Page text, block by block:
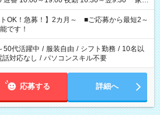
い」 「余裕を持って夕飯の準備がしたい」
したくない」 など、ご希望を教えてください
事の勤務時間。 合計で週40時間を超える場
ん。
トOK！急募！】2カ月～ ■ご応募から最短2～
です！
50代活躍中 / 服装自由 / シフト勤務 / 10名以
話対応なし / パソコンスキル不要
応募する 詳細へ